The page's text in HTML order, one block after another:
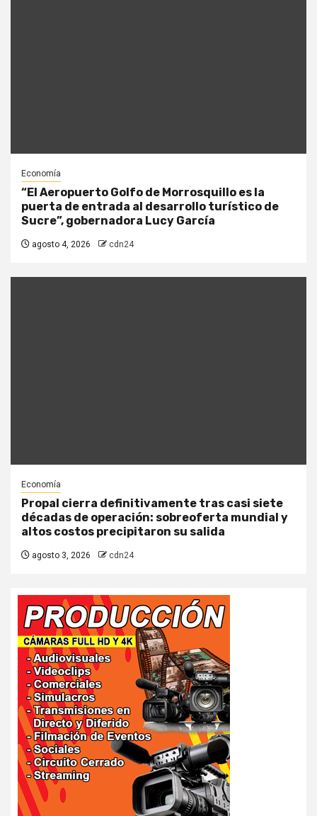
Economía
“El Aeropuerto Golfo de Morrosquillo es la
puerta de entrada al desarrollo turístico de
Sucre”, gobernadora Lucy García
agosto 4, 2026 cdn24
Economía
Propal cierra definitivamente tras casi siete
décadas de operación: sobreoferta mundial y
altos costos precipitaron su salida
agosto 3, 2026 cdn24